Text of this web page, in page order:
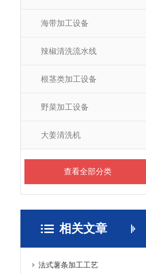
海带加工设备
辣椒清洗流水线
根茎类加工设备
野菜加工设备
大姜清洗机
查看全部分类
相关文章
法式薯条加工工艺